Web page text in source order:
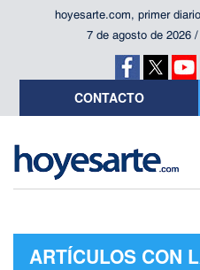
hoyesarte.com, primer
7 de agosto de 2026
CONTACTO
ARTÍCULOS CON